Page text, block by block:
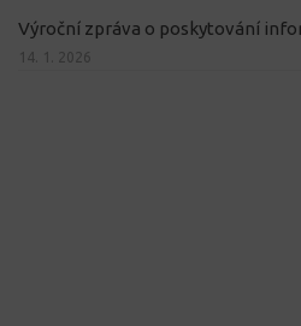
Výroční zpráva o poskytování
14. 1. 2026